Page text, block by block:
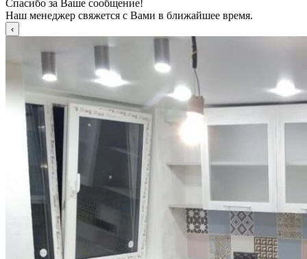
Спасибо за Ваше сообщение!
Наш менеджер свяжется с Вами в ближайшее время.